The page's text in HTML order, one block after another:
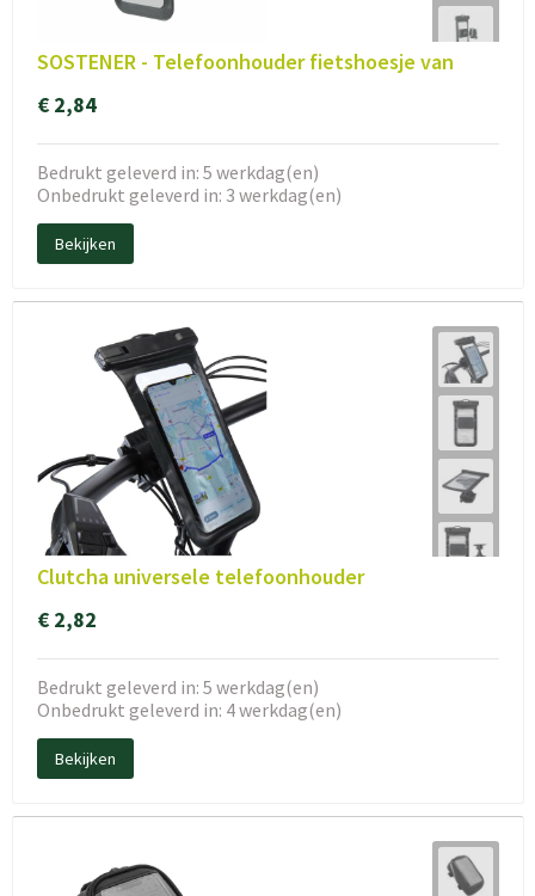
SOSTENER - Telefoonhouder fietshoesje van
€ 2,84
Bedrukt geleverd in: 5 werkdag(en)
Onbedrukt geleverd in: 3 werkdag(en)
Bekijken
Clutcha universele telefoonhouder
€ 2,82
Bedrukt geleverd in: 5 werkdag(en)
Onbedrukt geleverd in: 4 werkdag(en)
Bekijken